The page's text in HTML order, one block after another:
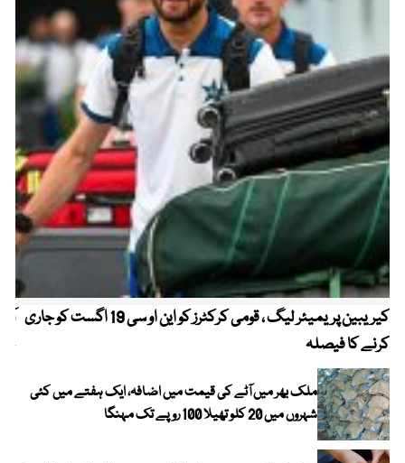
کیریبین پریمیئر لیگ ، قومی کرکٹرز کو این او سی 19 اگست کو جاری
کرنے کا فیصلہ
ملک بھر میں آٹے کی قیمت میں اضافہ، ایک ہفتے میں کئی
شہروں میں 20 کلو تھیلا 100 روپے تک مہنگا